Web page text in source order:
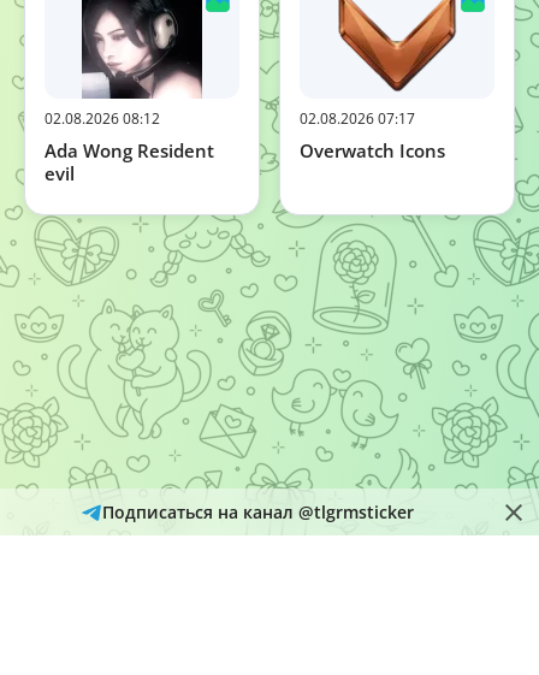
02.08.2026 08:12
Ada Wong Resident
evil
02.08.2026 07:17
Overwatch Icons
Подписаться на канал @tlgrmsticker